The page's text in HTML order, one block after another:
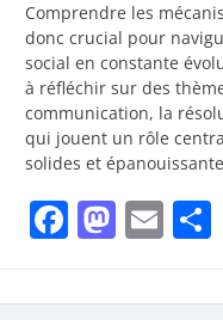
Comprendre les
donc crucial pour
social en constante
à réfléchir sur des
communication, la
qui jouent un rôle
solides et
Facebook